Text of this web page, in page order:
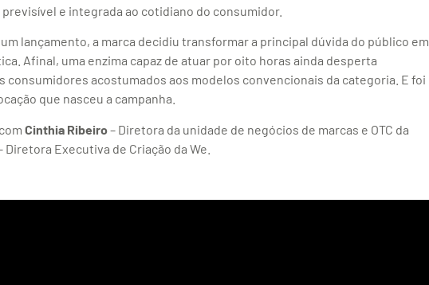
e integrada ao cotidiano do consumidor.
lançamento, a marca decidiu transformar a principal dúvida do público em
Afinal, uma enzima capaz de atuar por oito horas ainda desperta
consumidores acostumados aos modelos convencionais da categoria. E foi
que nasceu a campanha.
Cinthia Ribeiro– Diretora da unidade de negócios de marcas e OTC da
Diretora Executiva de Criação da We.